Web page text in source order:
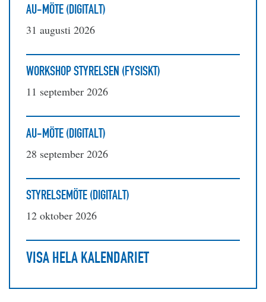
AU-MÖTE (DIGITALT)
31 augusti 2026
WORKSHOP STYRELSEN (FYSISKT)
11 september 2026
AU-MÖTE (DIGITALT)
28 september 2026
STYRELSEMÖTE (DIGITALT)
12 oktober 2026
VISA HELA KALENDARIET